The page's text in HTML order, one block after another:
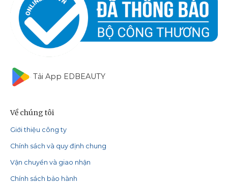
Tải App EDBEAUTY
Về chúng tôi
Giới thiệu công ty
Chính sách và quy định chung
Vận chuyển và giao nhận
Chính sách bảo hành